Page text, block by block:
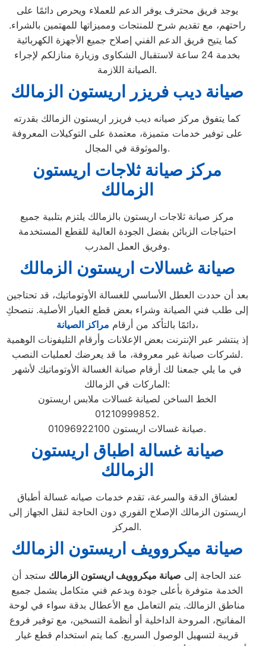
يوجد فريق محترف يوفر الدعم للعملاء ويحرص دائمًا على
راحتهم، مع تقديم شرح للمنتجات ومميزاتها للمهتمين بالشراء.
كما يتيح فريق الدعم الفني إصلاح جميع الأجهزة الكهربائية
بخدمة 24 ساعة لاستقبال الشكاوى وزيارة منازلكم لإجراء
الصيانة اللازمة.
صيانة ديب فريزر اريستون الزمالك
كما يتفوق مركز صيانه ديب فريزر اريستون الزمالك بقدرته
على توفير خدمات متميزة، معتمدة على التوكيلات المعروفة
والموثوقة في المجال.
مركز صيانة ثلاجات اريستون
الزمالك
مركز صيانة ثلاجات اريستون بالزمالك يلتزم بتلبية جميع
احتياجات الزبائن بفضل الجودة العالية للقطع المستخدمة
وفريق العمل المدرب.
صيانة غسالات اريستون الزمالك
بعد أن حددت العطل الأساسي للغسالة الأوتوماتيك، قد تحتاجين
إلى طلب فني الصيانة وشراء بعض قطع الغيار الأصلية. ننصحكِ
دائمًا بالتأكد من أرقام مراكز الصيانة
،
إذ ينتشر عبر الإنترنت بعض الإعلانات وأرقام التليفونات الوهمية
لشركات صيانة غير معروفة، ما قد يعرضك لعمليات النصب.
في ما يلي جمعنا لك أرقام صيانة الغسالة الأوتوماتيك لأشهر
الماركات في الزمالك:
الخط الساخن لصيانة غسالات ملابس اريستون
01210999852.
صيانة غسالات اريستون 01096922100.
صيانة غسالة اطباق اريستون
الزمالك
لعشاق الدقة والسرعة، تقدم خدمات صيانه غسالة أطباق
اريستون الزمالك الإصلاح الفوري دون الحاجة لنقل الجهاز إلى
المركز.
صيانة ميكروويف اريستون الزمالك
عند الحاجة إلى صيانة ميكروويف اريستون الزمالك ستجد أن
الخدمة متوفرة بأعلى جودة وبدعم فني متكامل يشمل جميع
مناطق الزمالك. يتم التعامل مع الأعطال بدقة سواء في لوحة
المفاتيح، المروحة الداخلية أو أنظمة التسخين، مع توفير فروع
قريبة لتسهيل الوصول السريع. كما يتم استخدام قطع غيار